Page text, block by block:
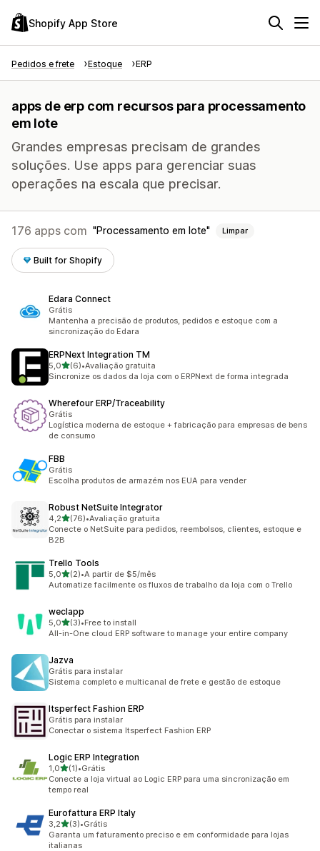
Shopify App Store
Pedidos e frete Estoque ERP
apps de erp com recursos para processamento
em lote
Grandes empresas precisam de grandes
soluções. Use apps para gerenciar suas
operações na escala que precisar.
176 apps com Processamento em lote Limpar
Built for Shopify
Edara Connect
Grátis
Mantenha a precisão de produtos, pedidos e estoque com a
sincronização do Edara
ERPNext Integration TM
5,0de 5 estrelas
(6)
6 avaliações ao todo
•Avaliação gratuita
Sincronize os dados da loja com o ERPNext de forma integrada
Wherefour ERP/Traceability
Grátis
Logística moderna de estoque + fabricação para empresas de bens
de consumo
FBB
Grátis
Escolha produtos de armazém nos EUA para vender
Robust NetSuite Integrator
4,2de 5 estrelas
(76)
76 avaliações ao todo
•Avaliação gratuita
Conecte o NetSuite para pedidos, reembolsos, clientes, estoque e
B2B
Trello Tools
5,0de 5 estrelas
(2)
2 avaliações ao todo
•A partir de $5/mês
Automatize facilmente os fluxos de trabalho da loja com o Trello
weclapp
5,0de 5 estrelas
(3)
3 avaliações ao todo
•Free to install
All-in-One cloud ERP software to manage your entire company
Jazva
Grátis para instalar
Sistema completo e multicanal de frete e gestão de estoque
Itsperfect Fashion ERP
Grátis para instalar
Conectar o sistema Itsperfect Fashion ERP
Logic ERP Integration
1,0de 5 estrelas
(1)
1 avaliações ao todo
•Grátis
Conecte a loja virtual ao Logic ERP para uma sincronização em
tempo real
Eurofattura ERP Italy
3,2de 5 estrelas
(3)
3 avaliações ao todo
•Grátis
Garanta um faturamento preciso e em conformidade para lojas
italianas